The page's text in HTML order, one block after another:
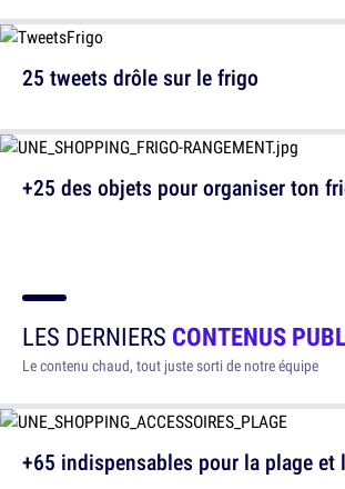
+25 des objets pour organiser ton
25 tweets drôle sur le frigo
LES DERNIERS CONTENUS
Le contenu chaud, tout juste sorti de notre équipe
+65 indispensables pour la plage et